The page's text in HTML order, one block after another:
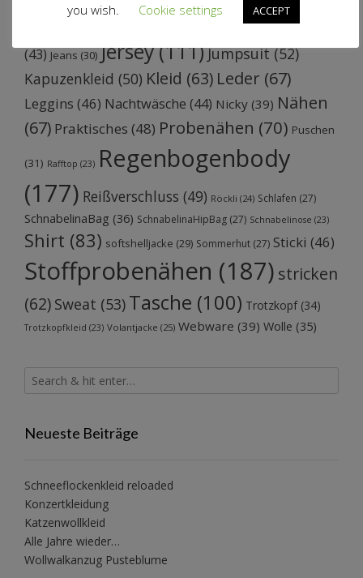
Geschenke Jacke(51)JaWePu
(43) Jeans (30) Jersey(111)Jumpsuit(52)
Kapuzenkleid (50) Kleid (63) Leder (67)
Leggins (46) Nachtwäsche (44) Nicky (39) Nähen
(67) Praktisches (48) Probenähen (70) Puschen
(31) Rafftop (23) Regenbogenbody
(177) Reißverschluss (49) Röckli (24) Schlafen (27)
SchnabelinaBag (36) SchnabelinaHipBag (27) Schnabelinose (23)
Shirt (83) softshelljacke (29) Sommerhut (27) Sticki (46)
Stoffprobenähen (187) stricken
(62) Sweat (53) Tasche (100) Trotzkopf(34)
Trotzkopfkleid (23) Volantjacke (25) Webware (39) Wolle (35)
Neueste Beiträge
Schneeflockenkleid reloaded
Konzertkleidung
Katzenwollkleid
Alle Jahre wieder…
Wollwalkanzug Pusteblume
you wish.
Cookie settings ACCEPT